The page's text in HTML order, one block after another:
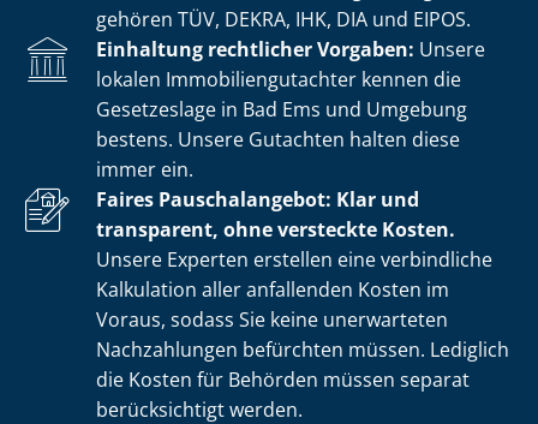
gehören TÜV, DEKRA, IHK, DIA und EIPOS.
Einhaltung rechtlicher Vorgaben: Unsere
lokalen Im­mo­bi­li­en­gut­ach­ter kennen die
Gesetzeslage in Bad Ems und Umgebung
bestens. Unsere Gutachten halten diese
immer ein.
Faires Pauschalangebot: Klar und
transparent, ohne versteckte Kosten.
Unsere Experten erstellen eine verbindliche
Kalkulation aller anfallenden Kosten im
Voraus, sodass Sie keine unerwarteten
Nachzahlungen befürchten müssen. Lediglich
die Kosten für Behörden müssen separat
berücksichtigt werden.